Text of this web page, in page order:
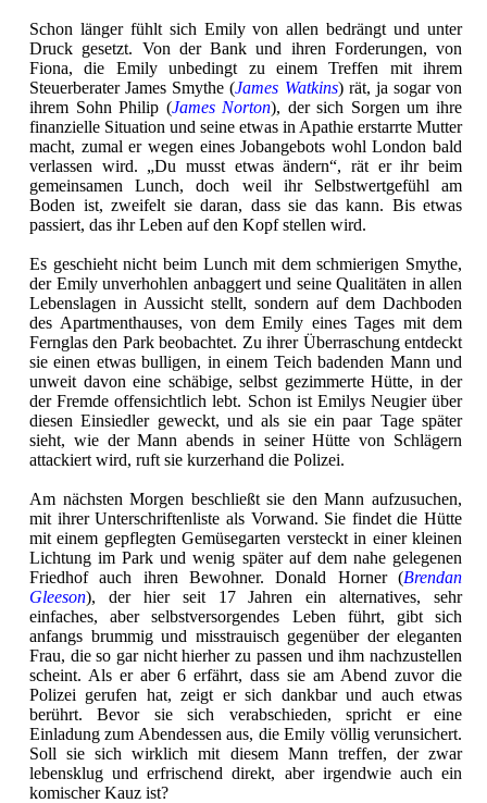
Schon länger fühlt sich Emily von allen bedrängt und unter
Druck gesetzt. Von der Bank und ihren Forderungen, von
Fiona, die Emily unbedingt zu einem Treffen mit ihrem
Steuerberater James Smythe (James Watkins) rät, ja sogar von
ihrem Sohn Philip (James Norton), der sich Sorgen um ihre
finanzielle Situation und seine etwas in Apathie erstarrte Mutter
macht, zumal er wegen eines Jobangebots wohl London bald
verlassen wird. „Du musst etwas ändern“, rät er ihr beim
gemeinsamen Lunch, doch weil ihr Selbstwertgefühl am
Boden ist, zweifelt sie daran, dass sie das kann. Bis etwas
passiert, das ihr Leben auf den Kopf stellen wird.
Es geschieht nicht beim Lunch mit dem schmierigen Smythe,
der Emily unverhohlen anbaggert und seine Qualitäten in allen
Lebenslagen in Aussicht stellt, sondern auf dem Dachboden
des Apartmenthauses, von dem Emily eines Tages mit dem
Fernglas den Park beobachtet. Zu ihrer Überraschung entdeckt
sie einen etwas bulligen, in einem Teich badenden Mann und
unweit davon eine schäbige, selbst gezimmerte Hütte, in der
der Fremde offensichtlich lebt. Schon ist Emilys Neugier über
diesen Einsiedler geweckt, und als sie ein paar Tage später
sieht, wie der Mann abends in seiner Hütte von Schlägern
attackiert wird, ruft sie kurzerhand die Polizei.
Am nächsten Morgen beschließt sie den Mann aufzusuchen,
mit ihrer Unterschriftenliste als Vorwand. Sie findet die Hütte
mit einem gepflegten Gemüsegarten versteckt in einer kleinen
Lichtung im Park und wenig später auf dem nahe gelegenen
Friedhof auch ihren Bewohner. Donald Horner (Brendan
Gleeson), der hier seit 17 Jahren ein alternatives, sehr
einfaches, aber selbstversorgendes Leben führt, gibt sich
anfangs brummig und misstrauisch gegenüber der eleganten
Frau, die so gar nicht hierher zu passen und ihm nachzustellen
scheint. Als er aber 6 erfährt, dass sie am Abend zuvor die
Polizei gerufen hat, zeigt er sich dankbar und auch etwas
berührt. Bevor sie sich verabschieden, spricht er eine
Einladung zum Abendessen aus, die Emily völlig verunsichert.
Soll sie sich wirklich mit diesem Mann treffen, der zwar
lebensklug und erfrischend direkt, aber irgendwie auch ein
komischer Kauz ist?